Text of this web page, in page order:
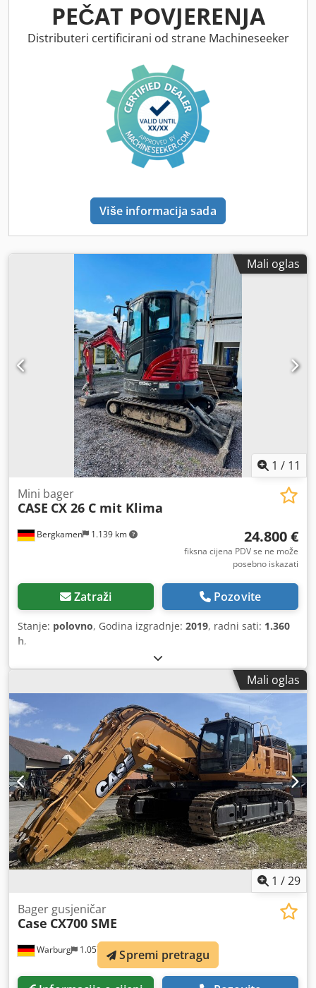
PEČAT POVJERENJA
Distributeri certificirani od strane Machineseeker
Više informacija sada
Mali oglas
1 / 11
Bergkamen 1.139 km
Mini bager
CASE CX 26 C mit Klima
24.800 €
fiksna cijena PDV se ne može
posebno iskazati
Zatraži Pozovite
Stanje: polovno, Godina izgradnje: 2019, radni sati: 1.360
h,
Mali oglas
1 /29
Warburg 1.057 km
Bager gusjeničar
Case CX700 SME
Spremi pretragu